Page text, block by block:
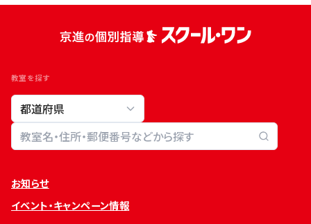
教室を探す
教室検索
お知らせ
イベント・キャンペーン情報